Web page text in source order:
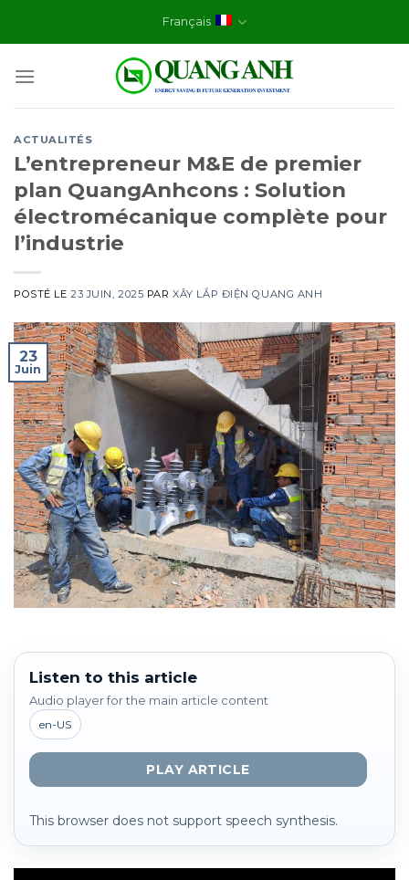
Français
ACTUALITÉS
L’entrepreneur M&E de premier
plan QuangAnhcons : Solution
électromécanique complète pour
l’industrie
POSTÉ LE23 JUIN, 2025 PARXÂY LẮP ĐIỆN QUANG ANH
23
Juin
Listen to this article
Audio player for the main article content
en-US
PLAY ARTICLE
This browser does not support speech synthesis.